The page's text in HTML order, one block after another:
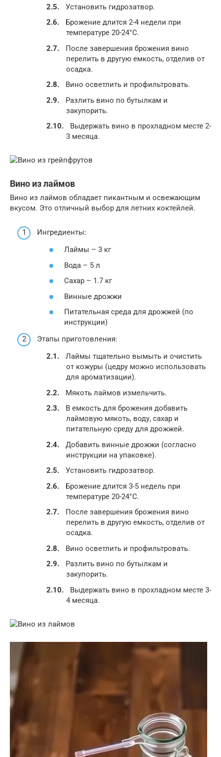
Установить гидрозатвор.
Брожение длится 2-4 недели при
температуре 20-24°C.
После завершения брожения вино
перелить в другую емкость, отделив от
осадка.
Вино осветлить и профильтровать.
Разлить вино по бутылкам и
закупорить.
Выдержать вино в прохладном месте 2-
3 месяца.
Вино из лаймов
Вино из лаймов обладает пикантным и освежающим
вкусом. Это отличный выбор для летних коктейлей.
Ингредиенты:
Лаймы – 3 кг
Вода – 5 л
Сахар – 1.7 кг
Винные дрожжи
Питательная среда для дрожжей (по
инструкции)
Этапы приготовления:
Лаймы тщательно вымыть и очистить
от кожуры (цедру можно использовать
для ароматизации).
Мякоть лаймов измельчить.
В емкость для брожения добавить
лаймовую мякоть, воду, сахар и
питательную среду для дрожжей.
Добавить винные дрожжи (согласно
инструкции на упаковке).
Установить гидрозатвор.
Брожение длится 3-5 недель при
температуре 20-24°C.
После завершения брожения вино
перелить в другую емкость, отделив от
осадка.
Вино осветлить и профильтровать.
Разлить вино по бутылкам и
закупорить.
Выдержать вино в прохладном месте 3-
4 месяца.